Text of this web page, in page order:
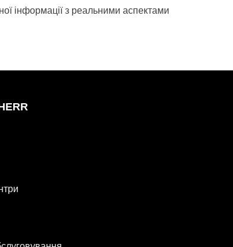
інформації з реальними аспектами